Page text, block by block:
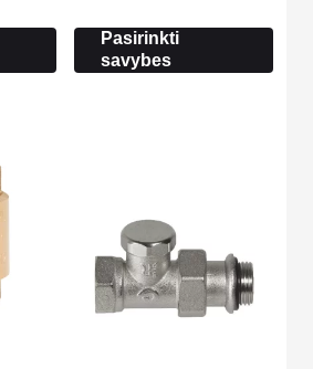
7.20 €
294.00 €
Pasirinkti
savybes